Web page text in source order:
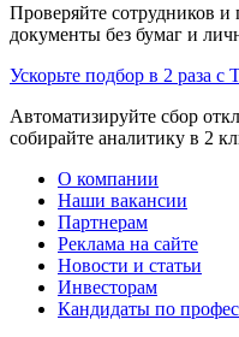
Проверяйте сотрудников
документы без бумаг и
Ускорьте подбор в 2 раза с
Автоматизируйте сбор
собирайте аналитику в 2
О компании
Наши вакансии
Партнерам
Реклама на сайте
Новости и статьи
Инвесторам
Кандидаты по